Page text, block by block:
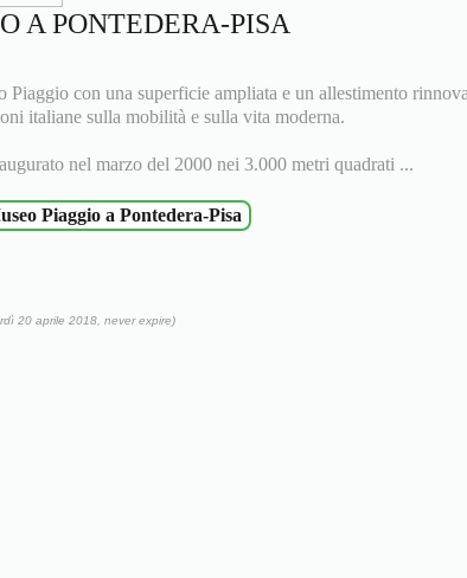
A PONTEDERA-PISA
con una superficie ampliata e un allestimento
italiane sulla mobilità e sulla vita moderna.
nel marzo del 2000 nei 3.000 metri quadrati ...
Piaggio a Pontedera-Pisa
20 aprile 2018, never expire)